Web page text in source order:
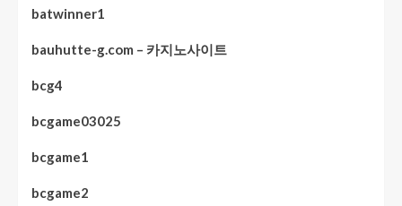
batwinner1
bauhutte-g.com – 카지노사이트
bcg4
bcgame03025
bcgame1
bcgame2